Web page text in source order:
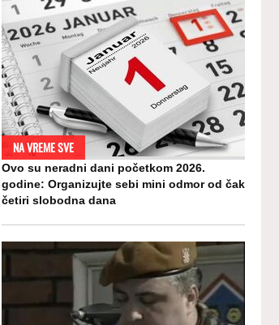
NA VREME SVE
Ovo su neradni dani početkom 2026.
godine: Organizujte sebi mini odmor od čak
četiri slobodna dana